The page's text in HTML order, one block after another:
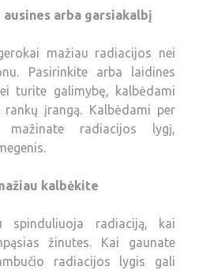
arba garsiakalbį
mažiau radiacijos nei
Pasirinkite arba laidines
turite galimybę, kalbėdami
įrangą. Kalbėdami per
radiacijos lygį,
kalbėkite
spinduliuoja radiaciją, kai
žinutes. Kai gaunate
radiacijos lygis gali